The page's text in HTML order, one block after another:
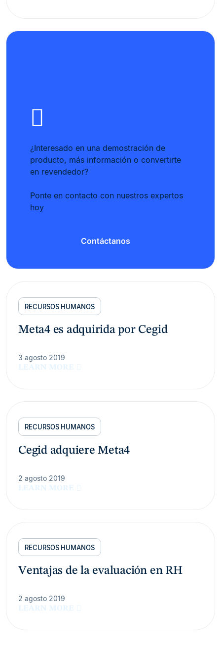
¿Interesado en una demostración de
producto, más información o convertirte
en revendedor?
Ponte en contacto con nuestros expertos
hoy
Contáctanos
RECURSOS HUMANOS
Meta4 es adquirida por Cegid
3 agosto 2019
LEARN MORE
RECURSOS HUMANOS
Cegid adquiere Meta4
2 agosto 2019
LEARN MORE
RECURSOS HUMANOS
Ventajas de la evaluación en RH
2 agosto 2019
LEARN MORE